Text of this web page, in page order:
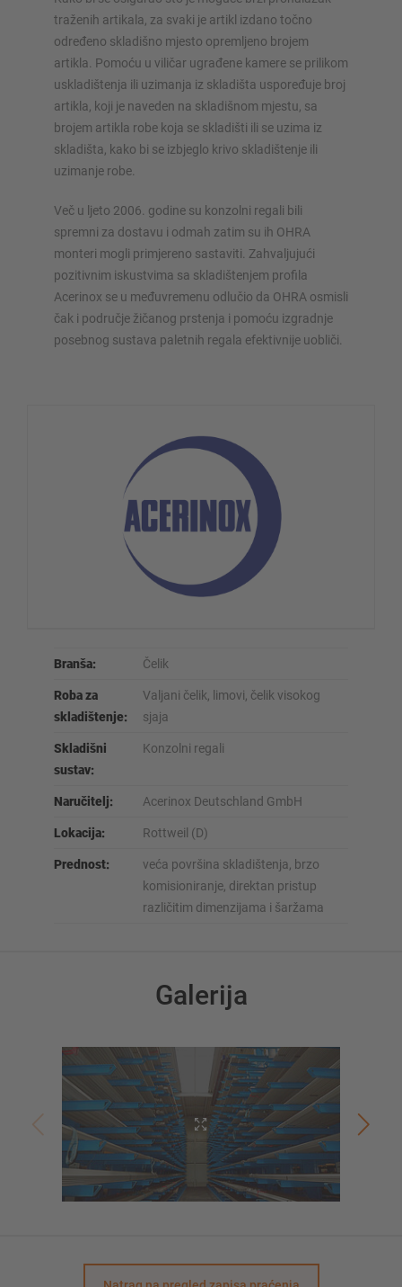
traženih artikala, za svaki je artikl izdano točno
određeno skladišno mjesto opremljeno brojem
artikla. Pomoću u viličar ugrađene kamere se prilikom
uskladištenja ili uzimanja iz skladišta uspoređuje broj
artikla, koji je naveden na skladišnom mjestu, sa
brojem artikla robe koja se skladišti ili se uzima iz
skladišta, kako bi se izbjeglo krivo skladištenje ili
uzimanje robe.
Več u ljeto 2006. godine su konzolni regali bili
spremni za dostavu i odmah zatim su ih OHRA
monteri mogli primjereno sastaviti. Zahvaljujući
pozitivnim iskustvima sa skladištenjem profila
Acerinox se u međuvremenu odlučio da OHRA osmisli
čak i područje žičanog prstenja i pomoću izgradnje
posebnog sustava paletnih regala efektivnije uobliči.
Branša: Čelik
Roba za
skladištenje:
Valjani čelik, limovi, čelik visokog
sjaja
Skladišni
sustav:
Konzolni regali
Naručitelj: Acerinox Deutschland GmbH
Lokacija: Rottweil (D)
Prednost:
veća površina skladištenja, brzo
komisioniranje, direktan pristup
različitim dimenzijama i šaržama
Galerija